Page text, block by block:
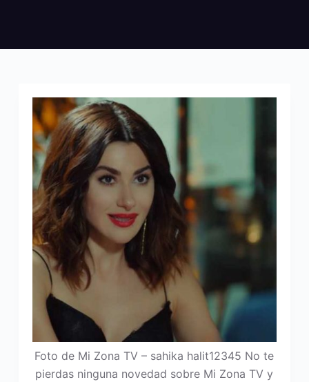
Foto de Mi Zona TV – sahika halit12345 No te
pierdas ninguna novedad sobre Mi Zona TV y